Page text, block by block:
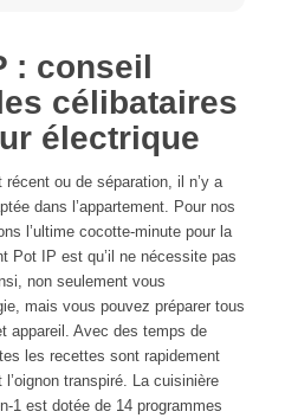
: conseil
célibataires
électrique
récent ou de séparation, il n’y a
dans l’appartement. Pour nos
l’ultime cocotte-minute pour la
Pot IP est qu’il ne nécessite pas
non seulement vous
mais vous pouvez préparer tous
appareil. Avec des temps de
les recettes sont rapidement
transpiré. La cuisinière
1 est dotée de 14 programmes